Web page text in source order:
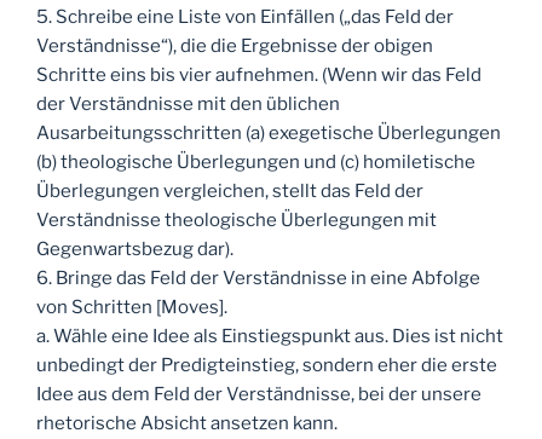
5. Schreibe eine Liste von Einfällen („das Feld der
Verständnisse“), die die Ergebnisse der obigen
Schritte eins bis vier aufnehmen. (Wenn wir das Feld
der Verständnisse mit den üblichen
Ausarbeitungsschritten (a) exegetische Überlegungen
(b) theologische Überlegungen und (c) homiletische
Überlegungen vergleichen, stellt das Feld der
Verständnisse theologische Überlegungen mit
Gegenwartsbezug dar).
6. Bringe das Feld der Verständnisse in eine Abfolge
von Schritten [Moves].
a. Wähle eine Idee als Einstiegspunkt aus. Dies ist nicht
unbedingt der Predigteinstieg, sondern eher die erste
Idee aus dem Feld der Verständnisse, bei der unsere
rhetorische Absicht ansetzen kann.